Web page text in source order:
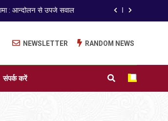
: आन्दोलन से उपजे सवाल
ISO 9001:2015 Certified
NEWSLETTER RANDOM NEWS
संपर्क करें